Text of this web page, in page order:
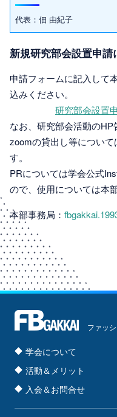
代表：佃 由紀子
新規研究部会設置申請
申請フォームに記入して
込みください。
研究部会設置
なお、研究部会活動のHP
zoomの貸出し等につい
す。
PRについては学会公式
ので、使用については本
本部事務局：
ファッ
学会について
活動＆メリット
入会＆お問合せ